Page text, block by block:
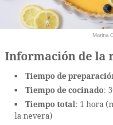
Marina
Información de la
Tiempo de
Tiempo de cocinado:
Tiempo total: 1 hora
la nevera)